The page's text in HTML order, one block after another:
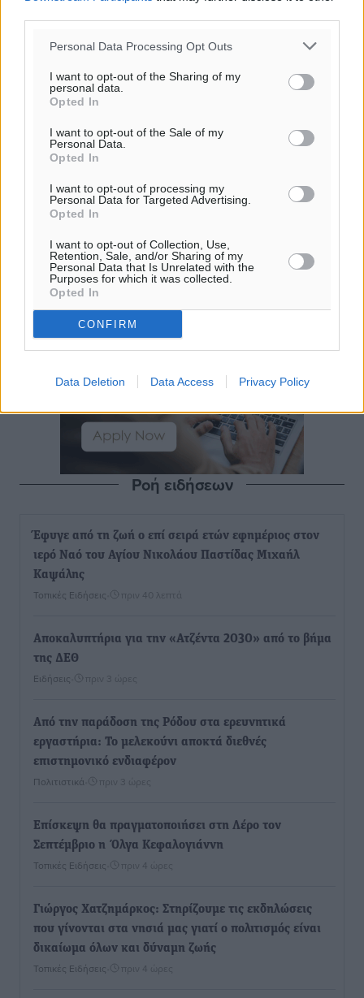
Personal Data Processing Opt Outs
I want to opt-out of the Sharing of my
personal data.
Opted In
I want to opt-out of the Sale of my
Personal Data.
Opted In
I want to opt-out of processing my
Personal Data for Targeted Advertising.
Opted In
I want to opt-out of Collection, Use,
Retention, Sale, and/or Sharing of my
Personal Data that Is Unrelated with the
Purposes for which it was collected.
Opted In
CONFIRM
Data Deletion Data Access Privacy Policy
Ροή ειδήσεων
Έφυγε από τη ζωή ο επί σειρά ετών εφημέριος στον
ιερό Ναό του Αγίου Νικολάου Παστίδας Μιχαήλ
Καψάλης
Τοπικές Ειδήσεις πριν 40 λεπτά
Αποκαλυπτήρια για την «Ατζέντα 2030» από το βήμα
της ΔΕΘ
Ειδήσεις πριν 3 ώρες
Από την παράδοση της Ρόδου στα ερευνητικά
εργαστήρια: Το μελεκούνι αποκτά διεθνές
επιστημονικό ενδιαφέρον
Πολιτιστικά πριν 3 ώρες
Επίσκεψη θα πραγματοποιήσει στη Λέρο τον
Σεπτέμβριο η Όλγα Κεφαλογιάννη
Τοπικές Ειδήσεις πριν 4 ώρες
Γιώργος Χατζημάρκος: Στηρίζουμε τις εκδηλώσεις
που γίνονται στα νησιά μας γιατί ο πολιτισμός είναι
δικαίωμα όλων και δύναμη ζωής
Τοπικές Ειδήσεις πριν 4 ώρες